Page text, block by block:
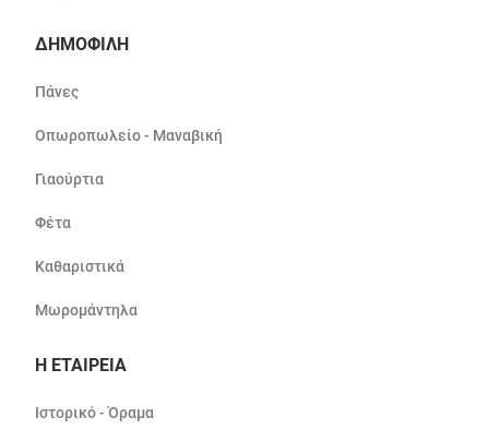
ΔΗΜΟΦΙΛΗ
Πάνες
Οπωροπωλείο - Μαναβική
Γιαούρτια
Φέτα
Καθαριστικά
Μωρομάντηλα
Η ΕΤΑΙΡΕΙΑ
Ιστορικό - Όραμα